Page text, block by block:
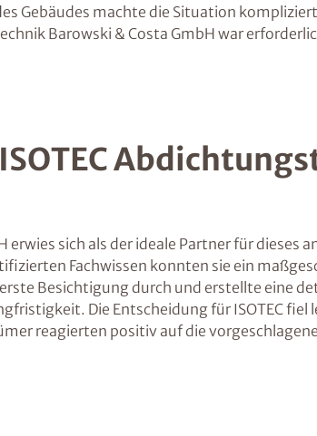
Gebäudes machte die Situation
Barowski & Costa GmbH war
erwies sich als der ideale Partner für
Fachwissen konnten sie ein
Besichtigung durch und erstellte eine
Die Entscheidung für ISOTEC
reagierten positiv auf die